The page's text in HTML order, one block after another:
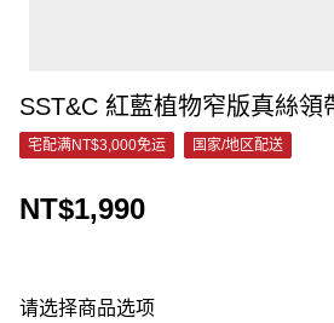
SST&C 紅藍植物窄版真絲領
宅配满NT$3,000免运 国家/地区配送
NT$1,990
请选择商品选项